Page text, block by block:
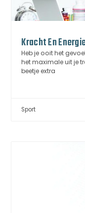
Kracht En
Heb je ooit het
het maximale uit je
beetje extra
Sport